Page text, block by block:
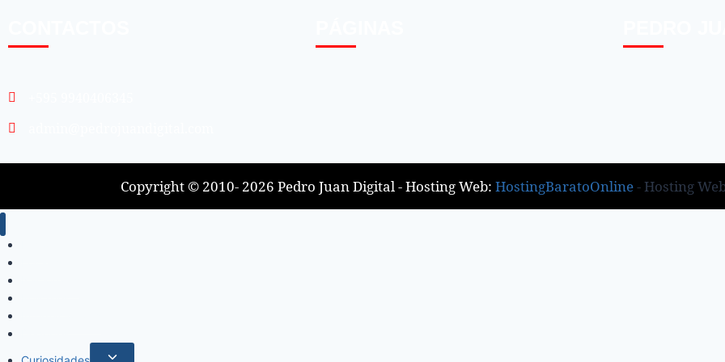
Copyright © 2010- 2026 Pedro Juan Digital - Hosting Web: HostingBaratoOnline- Hosting